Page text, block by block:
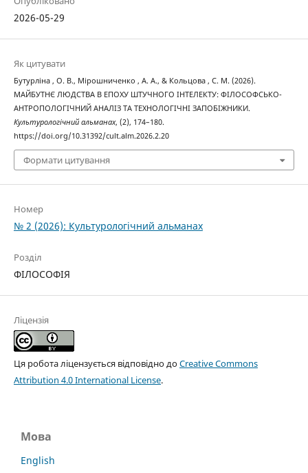
2026-05-29
Як цитувати
Бутурліна , О. В., Мірошниченко , А. А., & Кольцова , С. М. (2026).
МАЙБУТНЄ ЛЮДСТВА В ЕПОХУ ШТУЧНОГО ІНТЕЛЕКТУ: ФІЛОСОФСЬКО-
АНТРОПОЛОГІЧНИЙ АНАЛІЗ ТА ТЕХНОЛОГІЧНІ ЗАПОБІЖНИКИ.
Культурологічний альманах, (2), 174–180.
https://doi.org/10.31392/cult.alm.2026.2.20
Формати цитування
Номер
№ 2 (2026): Культурологічний альманах
Розділ
ФІЛОСОФІЯ
Ліцензія
Ця робота ліцензується відповідно доCreative Commons
Attribution 4.0 International License.
Мова
English